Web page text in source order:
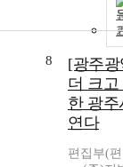
8
[광주
더 크고
한 광주
연다
편집부(